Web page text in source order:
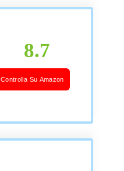
8.7
Controlla Su Amazon